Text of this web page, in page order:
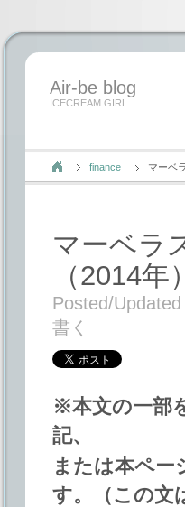
Air-be blog
ICECREAM GIRL
finance マーベ
マーベラ
（2014年）
Posted/
書く
※本文の一部
記、
または本ペ
す。（この文